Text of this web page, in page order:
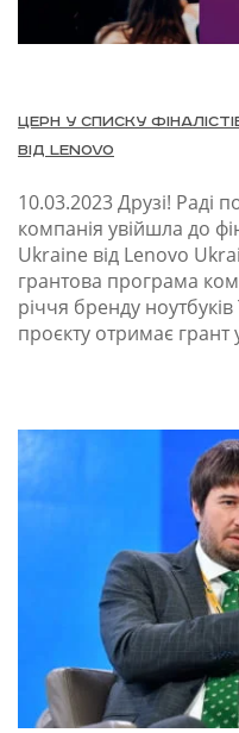
ЦЕРН у списку
від Lenovo
10.03.2023Друзі! Раді
компанія увійшла до
Ukraine від Lenovo
грантова програма
річчя бренду
проєкту отримає грант